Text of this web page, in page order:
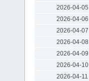
2026-04-05
2026-04-06
2026-04-07
2026-04-08
2026-04-09
2026-04-10
2026-04-11